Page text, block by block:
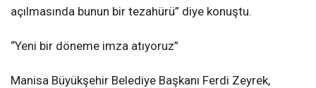
açılmasında bunun bir tezahürü” diye konuştu.
“Yeni bir döneme imza atıyoruz”
Manisa Büyükşehir Belediye Başkanı Ferdi Zeyrek,